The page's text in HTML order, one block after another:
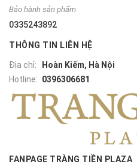
Bảo hành sản phẩm
0335243892
THÔNG TIN LIÊN HỆ
Địa chỉ:
Hoàn Kiếm, Hà Nội
Hotline: 0396306681
FANPAGE TRÀNG TIỀN PLAZA